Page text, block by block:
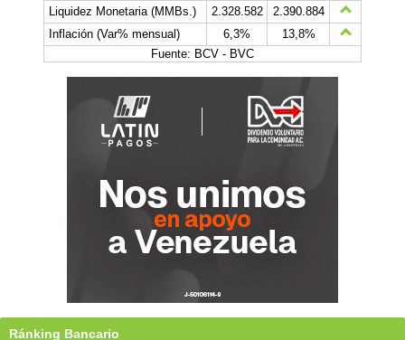
Liquidez Monetaria (MMBs.)
2.328.582
2.390.884
Inflación (Var% mensual)
6,3%
13,8%
Fuente: BCV - BVC
Ránking Bancario